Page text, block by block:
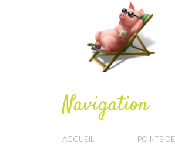
Navigation
ACCUEIL
POINTS